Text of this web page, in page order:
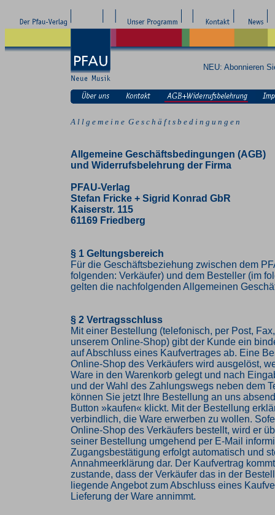
NEU: Abonnieren
A l l g e m e i n e G e s c h ä f t s b e d i n g u n g e n
Allgemeine Geschäftsbedingungen (AGB)
und Widerrufsbelehrung der Firma
PFAU-Verlag
Stefan Fricke + Sigrid Konrad GbR
Kaiserstr. 115
61169 Friedberg
§ 1 Geltungsbereich
Für die Geschäftsbeziehung zwischen dem
folgenden: Verkäufer) und dem Besteller (im
gelten die nachfolgenden Allgemeinen
§ 2 Vertragsschluss
Mit einer Bestellung (telefonisch, per Post,
unserem Online-Shop) gibt der Kunde ein
auf Abschluss eines Kaufvertrages ab. Eine
Online-Shop des Verkäufers wird ausgelöst,
Ware in den Warenkorb gelegt und nach
und der Wahl des Zahlungswegs neben dem
können Sie jetzt Ihre Bestellung an uns
Button »kaufen« klickt. Mit der Bestellung
verbindlich, die Ware erwerben zu wollen.
Online-Shop des Verkäufers bestellt, wird er
seiner Bestellung umgehend per E-Mail
Zugangsbestätigung erfolgt automatisch und
Annahmeerklärung dar. Der Kaufvertrag
zustande, dass der Verkäufer das in der
liegende Angebot zum Abschluss eines
Lieferung der Ware annimmt.